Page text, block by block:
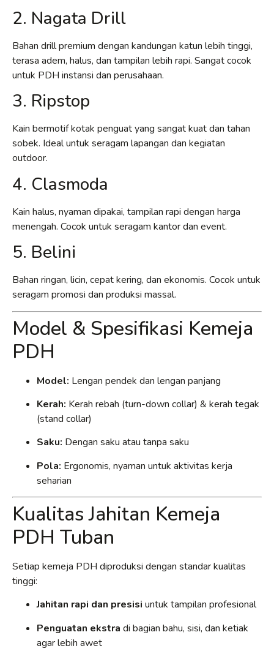
2. Nagata Drill
Bahan drill premium dengan kandungan katun lebih tinggi,
terasa adem, halus, dan tampilan lebih rapi. Sangat cocok
untuk PDH instansi dan perusahaan.
3. Ripstop
Kain bermotif kotak penguat yang sangat kuat dan tahan
sobek. Ideal untuk seragam lapangan dan kegiatan
outdoor.
4. Clasmoda
Kain halus, nyaman dipakai, tampilan rapi dengan harga
menengah. Cocok untuk seragam kantor dan event.
5. Belini
Bahan ringan, licin, cepat kering, dan ekonomis. Cocok untuk
seragam promosi dan produksi massal.
Model & Spesifikasi Kemeja
PDH
Model: Lengan pendek dan lengan panjang
Kerah: Kerah rebah (turn-down collar) & kerah tegak
(stand collar)
Saku: Dengan saku atau tanpa saku
Pola: Ergonomis, nyaman untuk aktivitas kerja
seharian
Kualitas Jahitan Kemeja
PDH Tuban
Setiap kemeja PDH diproduksi dengan standar kualitas
tinggi:
Jahitan rapi dan presisi untuk tampilan profesional
Penguatan ekstra di bagian bahu, sisi, dan ketiak
agar lebih awet